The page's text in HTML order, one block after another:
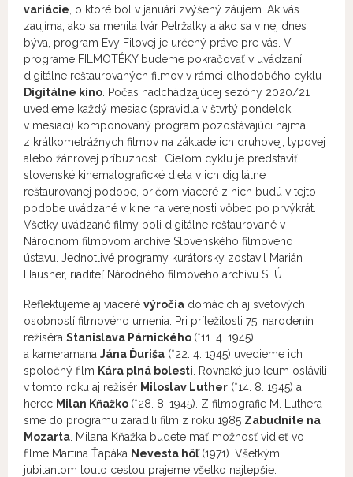
variácie , o ktoré bol v januári zvýšený záujem. Ak vás
zaujíma, ako sa menila tvár Petržalky a ako sa v nej dnes
býva, program Evy Filovej je určený práve pre vás. V
programe FILMOTÉKY budeme pokračovať v uvádzaní
digitálne reštaurovaných filmov v rámci dlhodobého cyklu
Digitálne kino . Počas nadchádzajúcej sezóny 2020/21
uvedieme každý mesiac (spravidla v štvrtý pondelok
v mesiaci) komponovaný program pozostávajúci najmä
z krátkometrážnych filmov na základe ich druhovej, typovej
alebo žánrovej príbuznosti. Cieľom cyklu je predstaviť
slovenské kinematografické diela v ich digitálne
reštaurovanej podobe, pričom viaceré z nich budú v tejto
podobe uvádzané v kine na verejnosti vôbec po prvýkrát.
Všetky uvádzané filmy boli digitálne reštaurované v
Národnom filmovom archíve Slovenského filmového
ústavu. Jednotlivé programy kurátorsky zostavil Marián
Hausner, riaditeľ Národného filmového archívu SFÚ.
Reflektujeme aj viaceré výročia domácich aj svetových
osobností filmového umenia. Pri príležitosti 75. narodenín
režiséra Stanislava Párnického (*11. 4. 1945)
a kameramana Jána Ďuriša (*22. 4. 1945) uvedieme ich
spoločný film Kára plná bolesti . Rovnaké jubileum oslávili
v tomto roku aj režisér Miloslav Luther (*14. 8. 1945) a
herec Milan Kňažko (*28. 8. 1945). Z filmografie M. Luthera
sme do programu zaradili film z roku 1985 Zabudnite na
Mozarta . Milana Kňažka budete mať možnosť vidieť vo
filme Martina Ťapáka Nevesta hôľ(1971). Všetkým
jubilantom touto cestou prajeme všetko najlepšie.